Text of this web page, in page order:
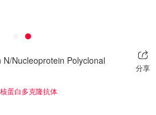
Nucleoprotein Polyclonal
分享
蛋白多克隆抗体